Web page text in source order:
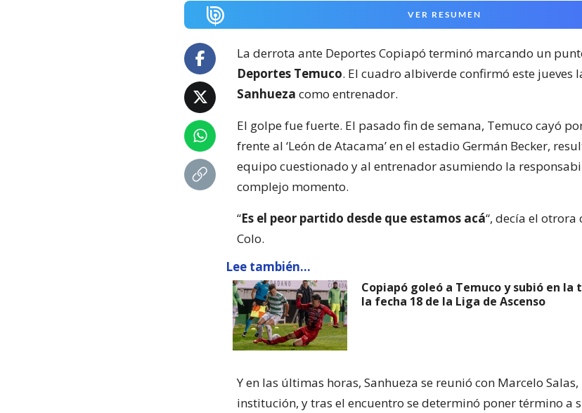
VER RESUMEN
La derrota ante Deportes Copiapó terminó marcando un
Deportes Temuco. El cuadro albiverde confirmó este jueves
Sanhueza como entrenador.
El golpe fue fuerte. El pasado fin de semana, Temuco cayó
frente al ‘León de Atacama’ en el estadio Germán Becker,
equipo cuestionado y al entrenador asumiendo la
complejo momento.
“Es el peor partido desde que estamos acá“, decía el otrora
Colo.
Lee también...
Copiapó goleó a Temuco y subió en la
la fecha 18 de la Liga de Ascenso
Y en las últimas horas, Sanhueza se reunió con Marcelo
institución, y tras el encuentro se determinó poner término a